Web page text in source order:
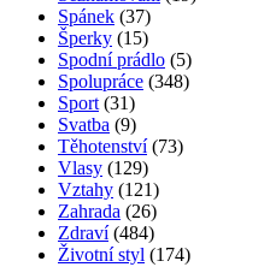
Spánek (37)
Šperky (15)
Spodní prádlo (5)
Spolupráce (348)
Sport (31)
Svatba (9)
Těhotenství(73)
Vlasy (129)
Vztahy (121)
Zahrada (26)
Zdraví(484)
Životní styl (174)